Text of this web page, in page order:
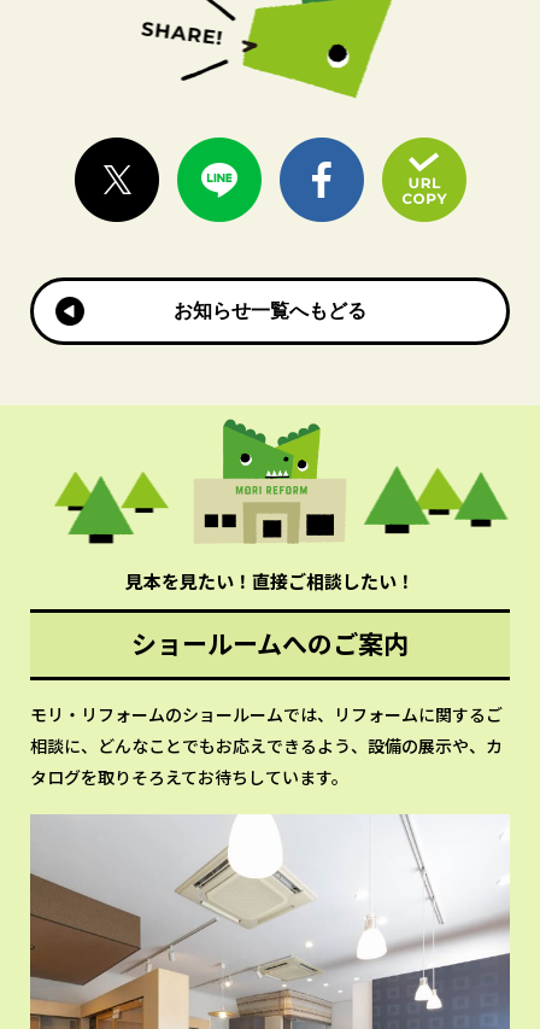
お知らせ一覧へもどる
お知らせ一覧へもどる
見本を見たい！直接ご相談したい！
ショールームへのご案内
モリ・リフォームのショールームでは、リフォームに関するご
相談に、どんなことでもお応えできるよう、設備の展示や、カ
タログを取りそろえてお待ちしています。